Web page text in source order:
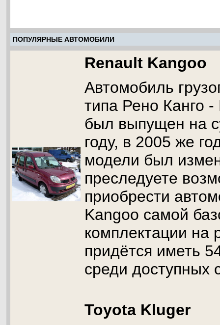
ПОПУЛЯРНЫЕ АВТОМОБИЛИ
Renault Kangoo
Автомобиль
типа Рено Канго
был выпущен на
году, в 2005 же
модели был
преследуете
приобрести
Kangoo самой
комплектации на
придётся иметь
среди доступных
Toyota Kluger